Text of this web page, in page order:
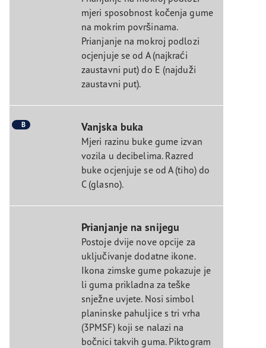
mjeri sposobnost kočenja gume
na mokrim površinama.
Prianjanje na mokroj podlozi
ocjenjuje se od A (najkraći
zaustavni put) do E (najduži
zaustavni put).
B Vanjska buka
Mjeri razinu buke gume izvan
vozila u decibelima. Razred
buke ocjenjuje se od A (tiho) do
C (glasno).
Prianjanje na snijegu
Postoje dvije nove opcije za
uključivanje dodatne ikone.
Ikona zimske gume pokazuje je
li guma prikladna za teške
snježne uvjete. Nosi simbol
planinske pahuljice s tri vrha
(3PMSF) koji se nalazi na
bočnici takvih guma. Piktogram